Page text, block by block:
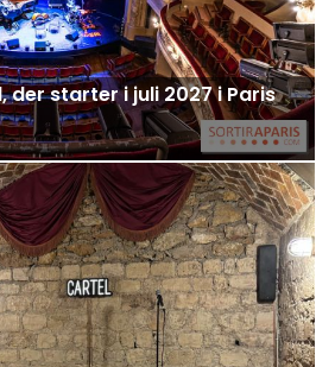
der starter i juli 2027 i Paris